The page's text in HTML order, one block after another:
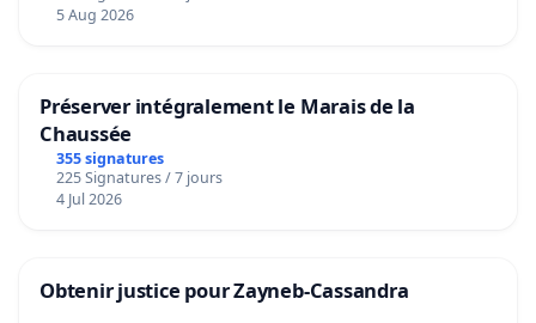
5 Aug 2026
Préserver intégralement le Marais de la
Chaussée
355 signatures
225 Signatures / 7 jours
4 Jul 2026
Obtenir justice pour Zayneb-Cassandra